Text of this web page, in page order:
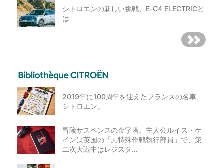
シトロエンの新しい挑戦、E-C4 ELECTRICと
は
2019年に100周年を迎えたフランスの名車、
シトロエン。
冒険サスペンスの金字塔。主人公ルイス・ケ
インは英国の「元特殊作戦執行部員」で、第
二次大戦中はレジスタ…